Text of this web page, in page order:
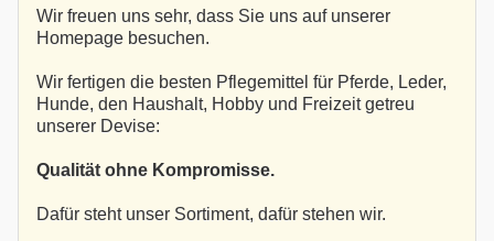
Wir freuen uns sehr, dass Sie uns auf unserer
Homepage besuchen.
Wir fertigen die besten Pflegemittel für Pferde, Leder,
Hunde, den Haushalt, Hobby und Freizeit getreu
unserer Devise:
Qualität ohne Kompromisse.
Dafür steht unser Sortiment, dafür stehen wir.